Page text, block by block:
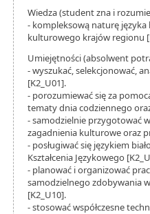
Wiedza (student zna i
- kompleksową naturę
kulturowego krajów regionu
Umiejętności (absolwent
- wyszukać, selekcjonować,
[K2_U01].
- porozumiewać się za
tematy dnia codziennego
- samodzielnie przygotować
zagadnienia kulturowe oraz
- posługiwać się językiem
Kształcenia Językowego
- planować i organizować
samodzielnego zdobywania
[K2_U10].
- stosować współczesne